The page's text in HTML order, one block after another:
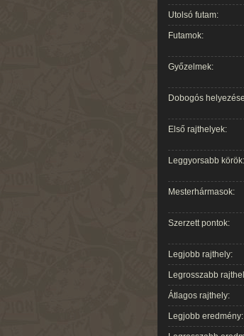
Utolsó futam:
Futamok:
Győzelmek:
Dobogós
Első rajthelyek:
Leggyorsabb körök:
Mesterhármasok:
Szerzett pontok:
Legjobb rajthely:
Legrosszabb
Átlagos rajthely:
Legjobb eredmény: